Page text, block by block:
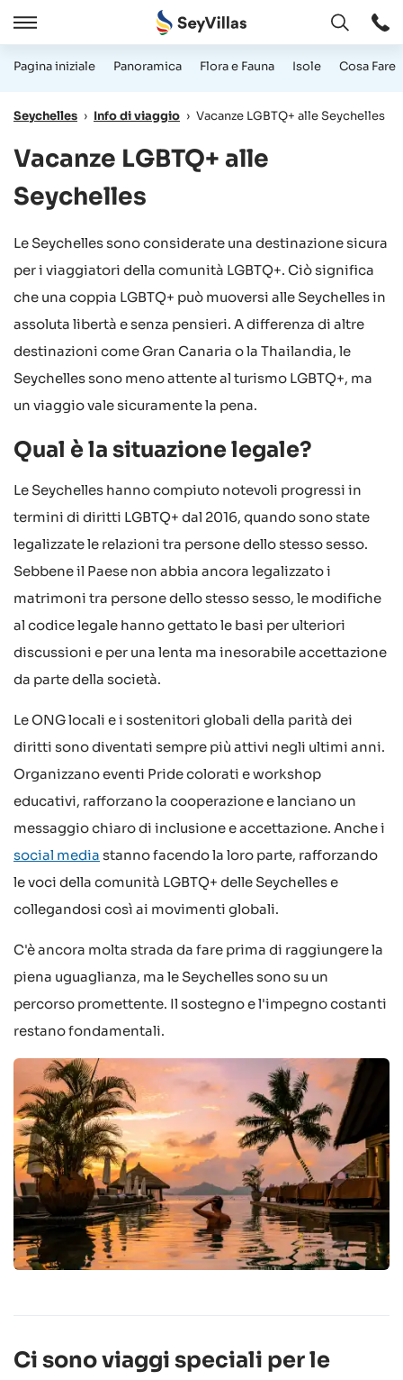
Chiudere
Aperto
Pagina iniziale Panoramica Flora e Fauna Isole Cosa Fare
Seychelles › Info di viaggio › Vacanze LGBTQ+ alle Seychelles
Vacanze LGBTQ+ alle
Seychelles
Le Seychelles sono considerate una destinazione sicura
per i viaggiatori della comunità LGBTQ+. Ciò significa
che una coppia LGBTQ+ può muoversi alle Seychelles in
assoluta libertà e senza pensieri. A differenza di altre
destinazioni come Gran Canaria o la Thailandia, le
Seychelles sono meno attente al turismo LGBTQ+, ma
un viaggio vale sicuramente la pena.
Qual è la situazione legale?
Le Seychelles hanno compiuto notevoli progressi in
termini di diritti LGBTQ+ dal 2016, quando sono state
legalizzate le relazioni tra persone dello stesso sesso.
Sebbene il Paese non abbia ancora legalizzato i
matrimoni tra persone dello stesso sesso, le modifiche
al codice legale hanno gettato le basi per ulteriori
discussioni e per una lenta ma inesorabile accettazione
da parte della società.
Le ONG locali e i sostenitori globali della parità dei
diritti sono diventati sempre più attivi negli ultimi anni.
Organizzano eventi Pride colorati e workshop
educativi, rafforzano la cooperazione e lanciano un
messaggio chiaro di inclusione e accettazione. Anche i
social media stanno facendo la loro parte, rafforzando
le voci della comunità LGBTQ+ delle Seychelles e
collegandosi così ai movimenti globali.
C'è ancora molta strada da fare prima di raggiungere la
piena uguaglianza, ma le Seychelles sono su un
percorso promettente. Il sostegno e l'impegno costanti
restano fondamentali.
Ci sono viaggi speciali per le